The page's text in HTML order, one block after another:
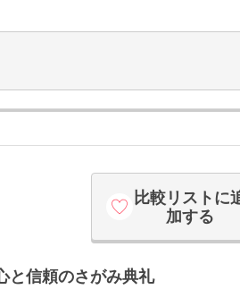
比較リストに
加する
と信頼のさがみ典礼